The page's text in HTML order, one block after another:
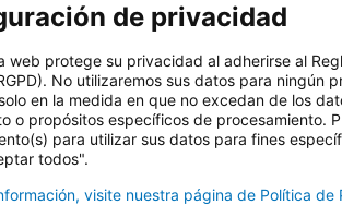
cloud para
de privacidad
web protege su privacidad al adherirse al
No utilizaremos sus datos para ningún
en la medida en que no excedan de los
o propósitos específicos de procesamiento.
para utilizar sus datos para fines
todos".
visite nuestra página de Política de